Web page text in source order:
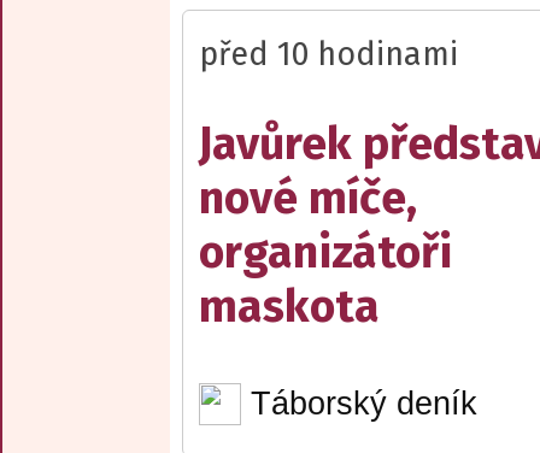
před 10 hodinami
Javůrek
nové míče,
organizátoři
maskota
Táborský deník